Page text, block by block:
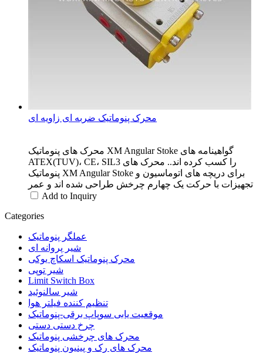
محرک پنوماتیک ضربه ای زاویه ای
محرک های پنوماتیک XM Angular Stoke گواهینامه های
ATEX(TUV)، CE، SIL3 را کسب کرده اند.. محرک های
پنوماتیک XM Angular Stoke برای دریچه های اتوماسیون و
تجهیزات با حرکت یک چهارم چرخش طراحی شده اند و عمر
Add to Inquiry
Categories
عملگر پنوماتیک
شیر پروانه ای
محرک پنوماتیک اسکاچ یوکی
شیر توپی
Limit Switch Box
شیر سالنوئید
تنظیم کننده فیلتر هوا
موقعیت یابی سوپاپ برقی-پنوماتیک
چرخ دستی دستی
محرک های چرخشی پنوماتیک
محرک های رک و پینیون پنوماتیک